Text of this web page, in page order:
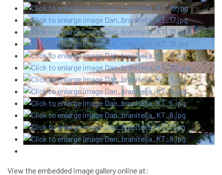
View the embedded image gallery online at: